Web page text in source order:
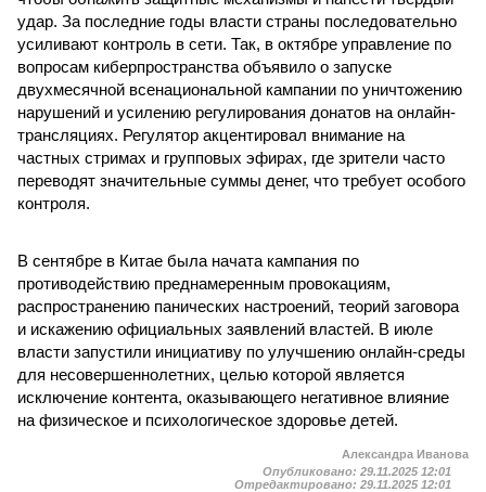
удар. За последние годы власти страны последовательно
усиливают контроль в сети. Так, в октябре управление по
вопросам киберпространства объявило о запуске
двухмесячной всенациональной кампании по уничтожению
нарушений и усилению регулирования донатов на онлайн-
трансляциях. Регулятор акцентировал внимание на
частных стримах и групповых эфирах, где зрители часто
переводят значительные суммы денег, что требует особого
контроля.
В сентябре в Китае была начата кампания по
противодействию преднамеренным провокациям,
распространению панических настроений, теорий заговора
и искажению официальных заявлений властей. В июле
власти запустили инициативу по улучшению онлайн-среды
для несовершеннолетних, целью которой является
исключение контента, оказывающего негативное влияние
на физическое и психологическое здоровье детей.
Александра Иванова
Опубликовано: 29.11.2025 12:01
Отредактировано: 29.11.2025 12:01